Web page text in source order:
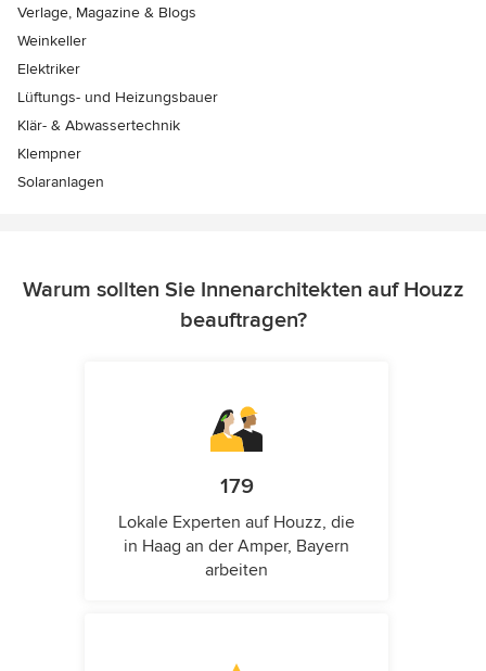
Verlage, Magazine & Blogs
Weinkeller
Elektriker
Lüftungs- und Heizungsbauer
Klär- & Abwassertechnik
Klempner
Solaranlagen
Warum sollten Sie Innenarchitekten auf Houzz
beauftragen?
179
Lokale Experten auf Houzz, die
in Haag an der Amper, Bayern
arbeiten